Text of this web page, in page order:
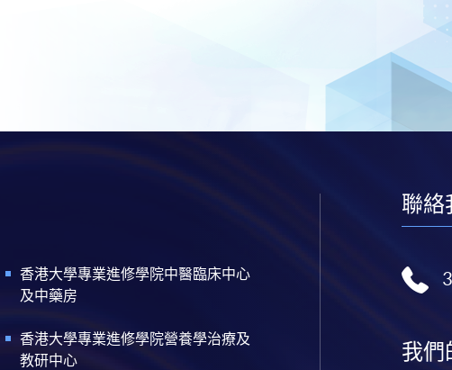
香港大學專業進修學院中醫臨床中心
及中藥房
香港大學專業進修學院營養學治療及
教研中心
聯絡
我們